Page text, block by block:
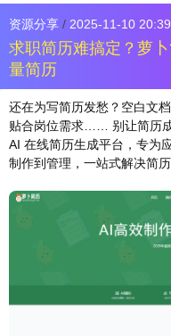
资源分享 / 2025-11-10
求职简历难搞定？萝
量简历
还在为写简历发愁？空白文
贴合岗位需求…… 别让简历
AI 在线简历生成平台，专为
制作到管理，一站式解决简